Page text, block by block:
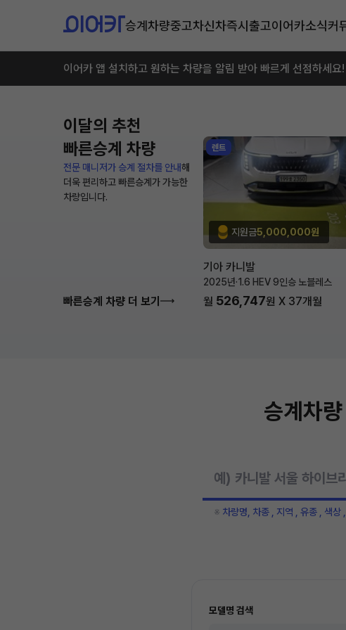
승계차량중고차신차즉시출고이어카소식커
이어카 앱 설치하고 원하는 차량을 알림 받아 빠르게 선점하세요!
이달의 추천
빠른승계 차량
전문 매니저가 승계 절차를 안내해
더욱 편리하고 빠른승계가 가능한
차량입니다.
빠른승계 차량 더 보기
렌트
지원금5,000,000원
기아 카니발
2025년·1.6 HEV 9인승 노블레스
월 526,747원 X 37개월
승계차
※ 차량명, 차종 , 지역 , 유종 , 색
모델명 검색